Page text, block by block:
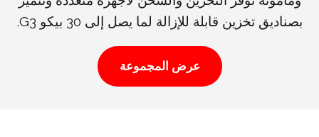
بصناديق تخزين قابلة للإزالة لما يصل إلى 30 بيكو G3.
عرض المجموعة